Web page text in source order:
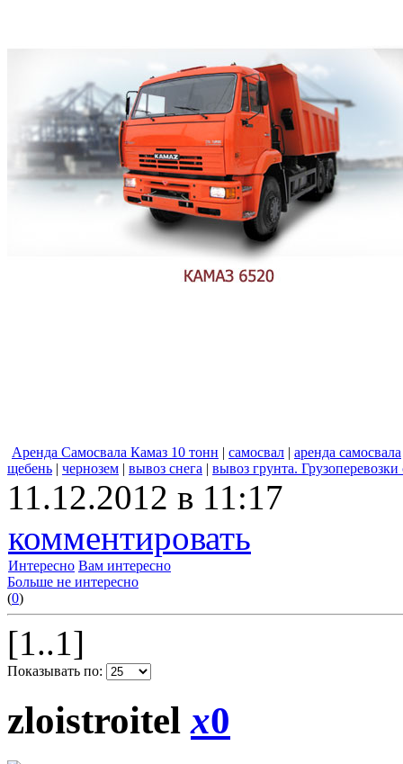
Аренда Самосвала Камаз 10 тонн | самосвал | аренда самосвала
щебень | чернозем | вывоз снега | вывоз грунта. Грузоперевозки
11.12.2012 в 11:17
комментировать
Интересно Вам интересно
Больше не интересно
(0)
[1..1]
Показывать по:
zloistroitelx0